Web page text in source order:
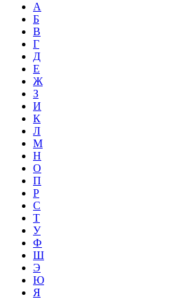
А
Б
В
Г
Д
Е
Ж
З
И
К
Л
М
Н
О
П
Р
С
Т
У
Ф
Ш
Э
Ю
Я